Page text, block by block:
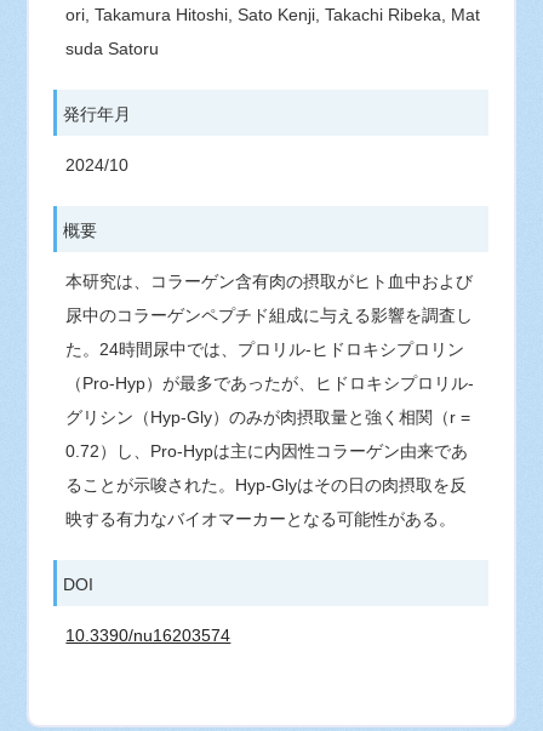
ori, Takamura Hitoshi, Sato Kenji, Takachi Ribeka, Mat
suda Satoru
発行年月
2024/10
概要
本研究は、コラーゲン含有肉の摂取がヒト血中および
尿中のコラーゲンペプチド組成に与える影響を調査し
た。24時間尿中では、プロリル-ヒドロキシプロリン
（Pro-Hyp）が最多であったが、ヒドロキシプロリル-
グリシン（Hyp-Gly）のみが肉摂取量と強く相関（r =
0.72）し、Pro-Hypは主に内因性コラーゲン由来であ
ることが示唆された。Hyp-Glyはその日の肉摂取を反
映する有力なバイオマーカーとなる可能性がある。
DOI
10.3390/nu16203574